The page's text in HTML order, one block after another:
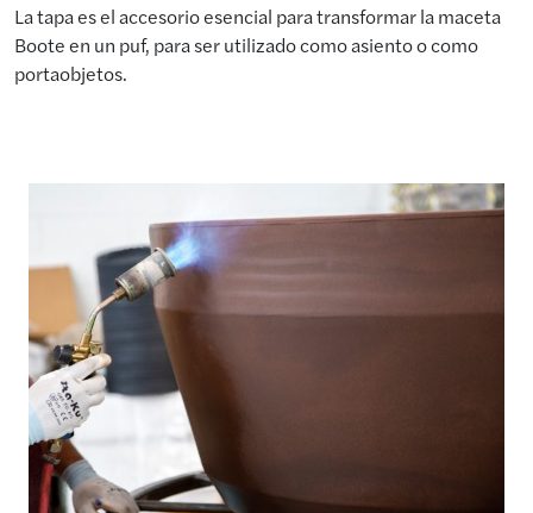
La tapa es el accesorio esencial para transformar la maceta
Boote en un puf, para ser utilizado como asiento o como
portaobjetos.